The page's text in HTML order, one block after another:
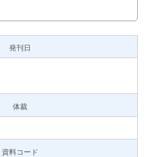
発刊日
体裁
資料コード